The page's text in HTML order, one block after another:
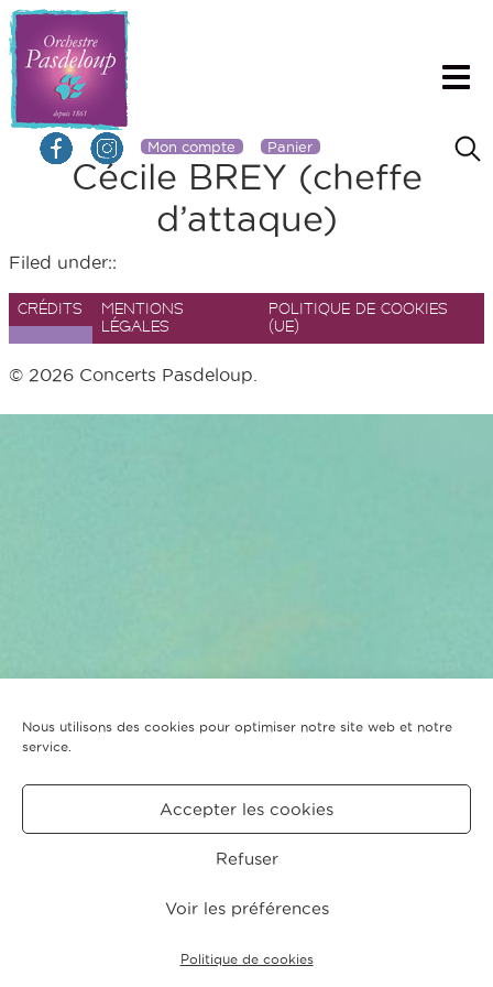
Nous utilisons des cookies pour optimiser notre site web et notre
service.
Accepter les cookies
Refuser
Voir les préférences
Politique de cookies
Mon compte Panier
Cécile BREY (cheffe
d’attaque)
Filed under::
CRÉDITS
MENTIONS
LÉGALES
POLITIQUE DE COOKIES
(UE)
© 2026 Concerts Pasdeloup.